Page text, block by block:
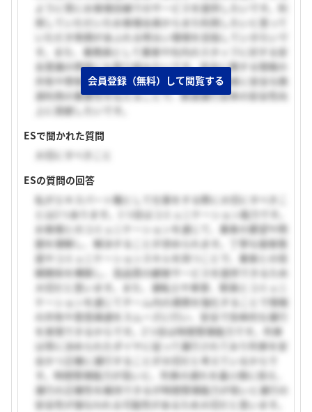
ように常にお客様目線でのサービスを提供したいです。利
用していただいたお客様全員からまた利用したいと思って
いただき笑顔があふれる明るい環境を目指していきたいで
す。また、乗務員として乗客や社内のスタッフに対する安
全意識の啓発にも取り組みたいです。安全に関する情報の
共有や啓発活動を行い、社内外の全ての関係者に安全な鉄
道利用の重要性を伝えることで、鉄道運行全体の安全性向
上に貢献したいです。
ESで聞かれた質問
大切にすべきこと
ESの質問の回答
私がエキスパート職として仕事をする際に大切にすべきこ
とは2つあります。1つ目はコミュニケーション能力です。
お客様とのコミュニケーションを通じて、乗客の要望や問
題を理解し、解決することが求められます。丁寧な接客態
度やコミュニケーションスキルを持つことで、乗客との信
頼関係を構築し、高品質の顧客サービスを提供できるため
大切だと思います。また、運転士や車掌、駅員とコミュニ
ケーションを通じてチーム内の連携を強化することで情報
の共有や意思疎通をスムーズに行い、安全で効率的な運行
を実現できるからです。2つ目は時間管理能力です。列車
は常に決められたダイヤに従って運行されており列車を安
全かつ正確に運行することが大切だと考えているからで
す。時間管理能力が高いと、列車の遅れを最小限に抑え、
運行の正確性を維持できるが時間管理能力が低いと運行の
安全性が損なわれる可能性があるため大切だと思います。
会員登録（無料）して閲覧する